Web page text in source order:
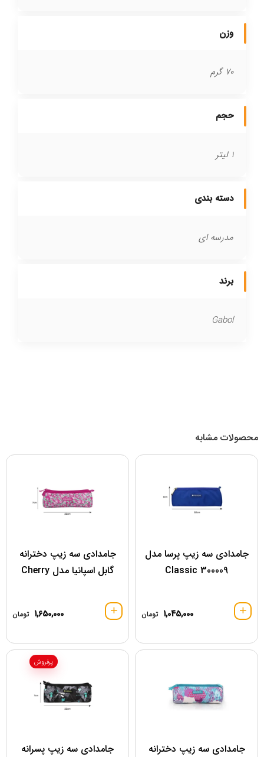
وزن
70 گرم
حجم
1 لیتر
دسته بندی
مدرسه ای
برند
Gabol
محصولات مشابه
جامدادی سه زیپ پرسا مدل
300009 Classic
1,045,000 تومان
جامدادی سه زیپ دخترانه
گابل اسپانیا مدل Cherry
1,650,000 تومان
جامدادی سه زیپ دخترانه
جامدادی سه زیپ پسرانه
پرفروش